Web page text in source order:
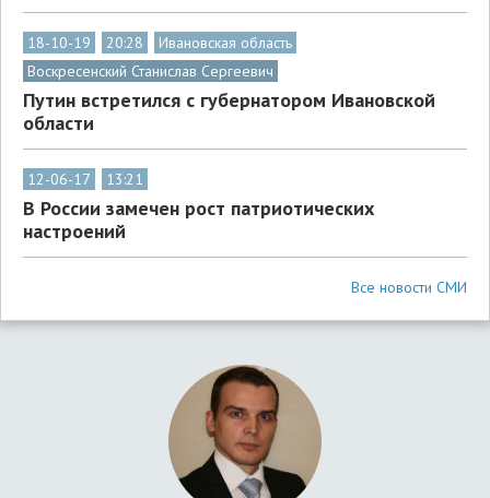
18-10-19 20:28
Ивановская область
Воскресенский Станислав Сергеевич
Путин встретился с губернатором Ивановской
области
12-06-17 13:21
В России замечен рост патриотических
настроений
Все новости СМИ